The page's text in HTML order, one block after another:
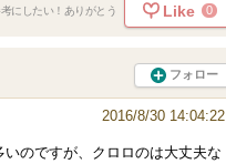
にしたい！ありがとう Like 0
フォロー
2016/8/30 14:04:22
のですが、クロロのは大丈夫な